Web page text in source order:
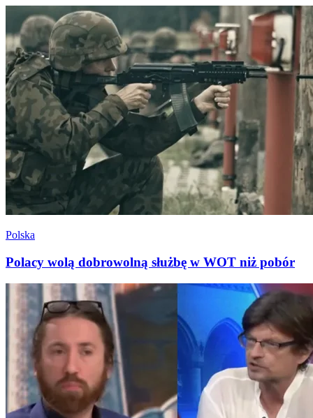
Polska
Polacy wolą dobrowolną służbę w WOT niż pobór